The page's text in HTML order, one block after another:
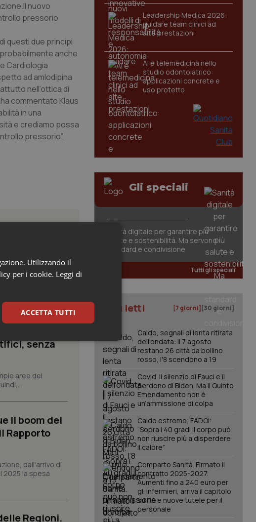
nuovo
pressorio
questi due principi
anche
Cardiologia
ad amlodipina
nell’ottica di
commentato Klaus
in una
e crediamo possa
pressorio”.
risposta”.
aree orientali
senza
aree del
il boom dei
Rapporto
dall'arrivo di
2025 la spesa
Regioni.
Leadership Medica 2026:
guidare team clinici ad
alte prestazioni
AI e telemedicina nello
studio odontoiatrico:
applicazioni concrete e
uso protetto
Gli speciali
Sanità digitale per garantire più
salute e sostenibilità. Ma servono
standard e condivisione
Tutti gli speciali
I più letti [7 giorni] [30 giorni]
Caldo, segnali di lenta ritirata
dell'ondata: il 7 agosto
restano 26 città da bollino
rosso, l'8 scendono a 19
Covid. Il silenzio di Fauci e il
perdono di Biden. Ma il Quinto
Emendamento non è
un’ammissione di colpa
Caldo estremo, FADOI:
“Sopra i 40 gradi il corpo può
non riuscire più a disperdere
il calore”
Comparto Sanità. Firmato il
contratto 2025-2027.
Aumenti fino a 240 euro per
gli infermieri, arriva il capitolo
sull'IA e nuove tutele per il
personale
Utilizzando il
per i cookie. Leggi di
ACCETTA TUTTI
Marketing
la navigazione sulle pagine
questi cookie.
utilizzato per memorizzare le
privacy dell'utente per la loro
nelle sessioni future.
utilizzato dal servizio Cookie-